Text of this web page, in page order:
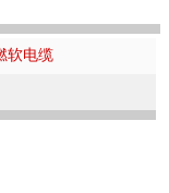
软电缆